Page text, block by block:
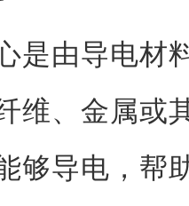
是由导电材
维、金属或
够导电，帮